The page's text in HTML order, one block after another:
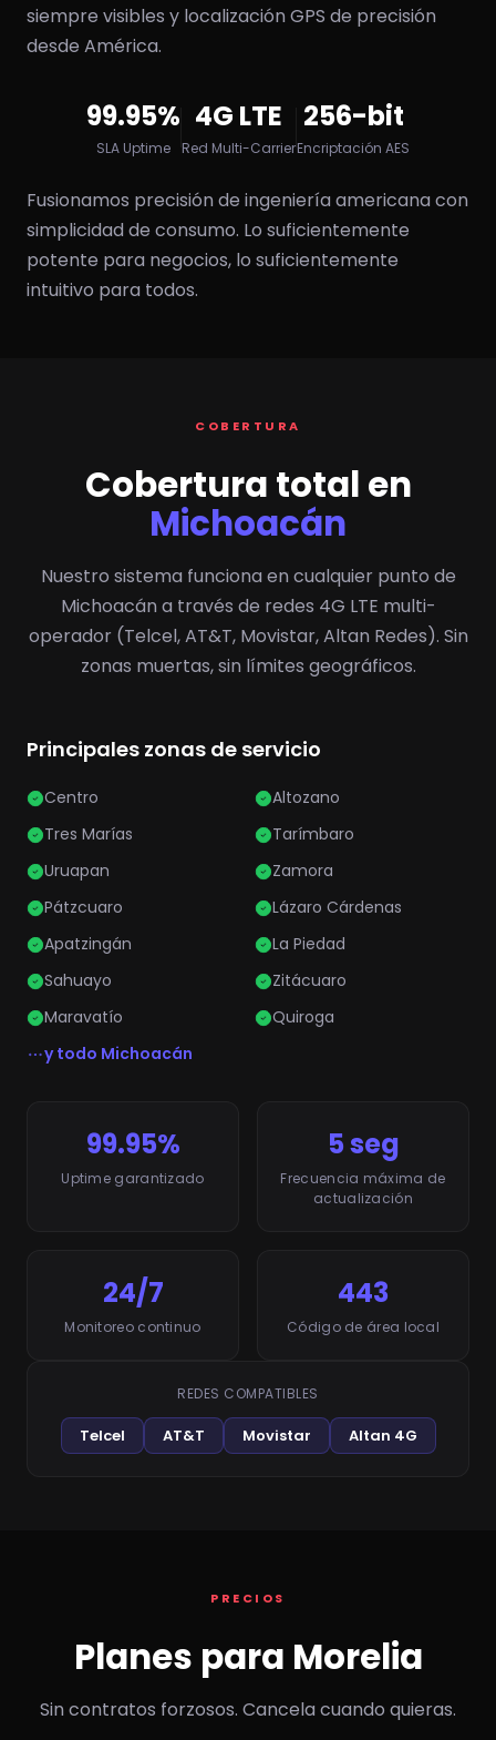
siempre visibles y localización GPS de precisión
desde América.
99.95%
SLA Uptime
4G LTE
Red Multi-Carrier
256-bit
Encriptación AES
Fusionamos precisión de ingeniería americana con
simplicidad de consumo. Lo suficientemente
potente para negocios, lo suficientemente
intuitivo para todos.
COBERTURA
Cobertura total en
Michoacán
Nuestro sistema funciona en cualquier punto de
Michoacán a través de redes 4G LTE multi-
operador (Telcel, AT&T, Movistar, Altan Redes). Sin
zonas muertas, sin límites geográficos.
Principales zonas de servicio
Centro
Altozano
Tres Marías
Tarímbaro
Uruapan
Zamora
Pátzcuaro
Lázaro Cárdenas
Apatzingán
La Piedad
Sahuayo
Zitácuaro
Maravatío
Quiroga
y todo Michoacán
99.95%
Uptime garantizado
5 seg
Frecuencia máxima de
actualización
24/7
Monitoreo continuo
443
Código de área local
REDES COMPATIBLES
Telcel AT&T Movistar Altan 4G
PRECIOS
Planes para Morelia
Sin contratos forzosos. Cancela cuando quieras.